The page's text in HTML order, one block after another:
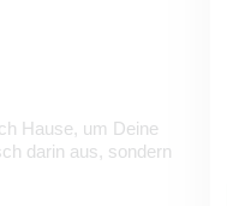
Hause, um Deine
darin aus, sondern